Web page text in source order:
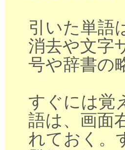
引いた単語
消去や文字
号や辞書の
すぐには覚
語は、画面
れておく。